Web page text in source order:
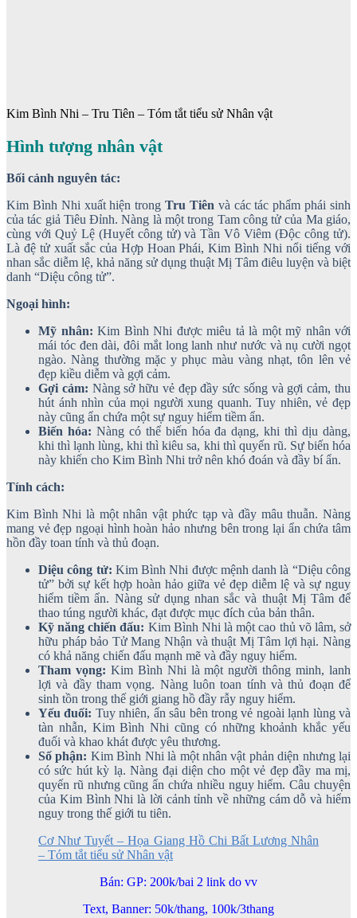
Kim Bình Nhi – Tru Tiên – Tóm tắt tiểu sử Nhân vật
Hình tượng nhân vật
Bối cảnh nguyên tác:
Kim Bình Nhi xuất hiện trongTru Tiên và các tác phẩm phái sinh
của tác giả Tiêu Đỉnh. Nàng là một trong Tam công tử của Ma giáo,
cùng với Quỷ Lệ (Huyết công tử) và Tần Vô Viêm (Độc công tử).
Là đệ tử xuất sắc của Hợp Hoan Phái, Kim Bình Nhi nổi tiếng với
nhan sắc diễm lệ, khả năng sử dụng thuật Mị Tâm điêu luyện và biệt
danh “Diệu công tử”.
Ngoại hình:
Mỹ nhân: Kim Bình Nhi được miêu tả là một mỹ nhân với
mái tóc đen dài, đôi mắt long lanh như nước và nụ cười ngọt
ngào. Nàng thường mặc y phục màu vàng nhạt, tôn lên vẻ
đẹp kiều diễm và gợi cảm.
Gợi cảm: Nàng sở hữu vẻ đẹp đầy sức sống và gợi cảm, thu
hút ánh nhìn của mọi người xung quanh. Tuy nhiên, vẻ đẹp
này cũng ẩn chứa một sự nguy hiểm tiềm ẩn.
Biến hóa: Nàng có thể biến hóa đa dạng, khi thì dịu dàng,
khi thì lạnh lùng, khi thì kiêu sa, khi thì quyến rũ. Sự biến hóa
này khiến cho Kim Bình Nhi trở nên khó đoán và đầy bí ẩn.
Tính cách:
Kim Bình Nhi là một nhân vật phức tạp và đầy mâu thuẫn. Nàng
mang vẻ đẹp ngoại hình hoàn hảo nhưng bên trong lại ẩn chứa tâm
hồn đầy toan tính và thủ đoạn.
Diệu công tử: Kim Bình Nhi được mệnh danh là “Diệu công
tử” bởi sự kết hợp hoàn hảo giữa vẻ đẹp diễm lệ và sự nguy
hiểm tiềm ẩn. Nàng sử dụng nhan sắc và thuật Mị Tâm để
thao túng người khác, đạt được mục đích của bản thân.
Kỹ năng chiến đấu: Kim Bình Nhi là một cao thủ võ lâm, sở
hữu pháp bảo Tử Mang Nhận và thuật Mị Tâm lợi hại. Nàng
có khả năng chiến đấu mạnh mẽ và đầy nguy hiểm.
Tham vọng: Kim Bình Nhi là một người thông minh, lanh
lợi và đầy tham vọng. Nàng luôn toan tính và thủ đoạn để
sinh tồn trong thế giới giang hồ đầy rẫy nguy hiểm.
Yếu đuối: Tuy nhiên, ẩn sâu bên trong vẻ ngoài lạnh lùng và
tàn nhẫn, Kim Bình Nhi cũng có những khoảnh khắc yếu
đuối và khao khát được yêu thương.
Số phận: Kim Bình Nhi là một nhân vật phản diện nhưng lại
có sức hút kỳ lạ. Nàng đại diện cho một vẻ đẹp đầy ma mị,
quyến rũ nhưng cũng ẩn chứa nhiều nguy hiểm. Câu chuyện
của Kim Bình Nhi là lời cảnh tỉnh về những cám dỗ và hiểm
nguy trong thế giới tu tiên.
Cơ Như Tuyết – Họa Giang Hồ Chi Bất Lương Nhân
– Tóm tắt tiểu sử Nhân vật
Bán: GP: 200k/bai 2 link do vv
Text, Banner: 50k/thang, 100k/3thang